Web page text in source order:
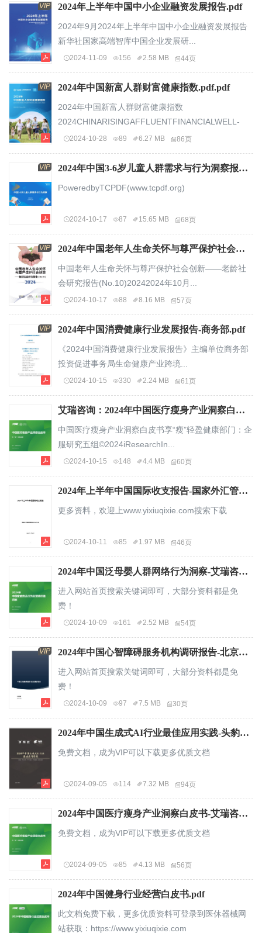
VIP 2024年上半年中国中小企业融资发展报告.pdf
2024年9月2024年上半年中国中小企业融资发展报告
新华社国家高端智库中国企业发展研...
2024-11-09 156 2.58 MB 44页
VIP 2024年中国新富人群财富健康指数.pdf.pdf
2024年中国新富人群财富健康指数
2024CHINARISINGAFFLUENTFINANCIALWELL-
BEINGINDEX...
2024-10-28 89 6.27 MB 86页
VIP 2024年中国3-6岁儿童人群需求与行为洞察报告-易观分析.pdf
PoweredbyTCPDF(www.tcpdf.org)
2024-10-17 87 15.65 MB 68页
VIP 2024年中国老年人生命关怀与尊严保护社会创新-老龄社会研究报告（NO.10）-盘古智库.pdf
中国老年人生命关怀与尊严保护社会创新——老龄社
会研究报告(No.10)20242024年10月...
2024-10-17 88 8.16 MB 57页
VIP 2024年中国消费健康行业发展报告-商务部.pdf
《2024中国消费健康行业发展报告》主编单位商务部
投资促进事务局生命健康产业跨境...
2024-10-15 330 2.24 MB 61页
艾瑞咨询：2024年中国医疗瘦身产业洞察白皮书.pdf
中国医疗瘦身产业洞察白皮书享“瘦”轻盈健康部门：企
服研究五组©2024iResearchIn...
2024-10-15 148 4.4 MB 60页
2024年上半年中国国际收支报告-国家外汇管理局国际收支分析小组.pdf
更多资料，欢迎上www.yixiuqixie.com搜索下载
2024-10-11 85 1.97 MB 46页
2024年中国泛母婴人群网络行为洞察-艾瑞咨询.pdf
进入网站首页搜索关键词即可，大部分资料都是免
费！
2024-10-09 161 2.52 MB 54页
VIP 2024年中国心智障碍服务机构调研报告-北京利智.pdf
进入网站首页搜索关键词即可，大部分资料都是免
费！
2024-10-09 97 7.5 MB 30页
2024年中国生成式AI行业最佳应用实践-头豹研究院+沙利文.pdf
免费文档，成为VIP可以下载更多优质文档
2024-09-05 114 7.32 MB 94页
2024年中国医疗瘦身产业洞察白皮书-艾瑞咨询-202409.pdf
免费文档，成为VIP可以下载更多优质文档
2024-09-05 85 4.13 MB 56页
2024年中国健身行业经营白皮书.pdf
此文档免费下载，更多优质资料可登录到医休器械网
站获取：https://www.yixiuqixie.com